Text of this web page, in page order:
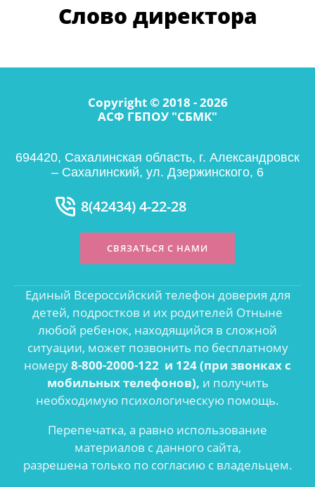
Слово директора
Copyright © 2018 - 2026
АСФ ГБПОУ "СБМК"
694420, Сахалинская область, г. Александровск
– Сахалинский, ул. Дзержинского, 6
8(42434) 4-22-28
СВЯЗАТЬСЯ С НАМИ
Единый Всероссийский телефон доверия для
детей, подростков и их родителей Отныне
любой ребенок, находящийся в сложной
ситуации, может позвонить по бесплатному
номеру8-800-2000-122 и 124 (при звонках с
мобильных телефонов), и получить
необходимую психологическую помощь.
Перепечатка, а равно использование
материалов с данного сайта,
разрешена только по согласию с владельцем.